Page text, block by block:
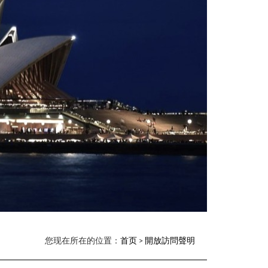
您现在所在的位置： 首页 > 開放訪問聲明